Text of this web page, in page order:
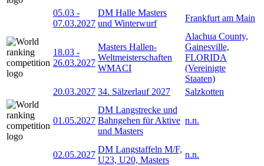
05.03 -
07.03.2027
DM Halle Masters
und Winterwurf
Frankfurt am Main
18.03 -
26.03.2027
Masters Hallen-
Weltmeisterschaften
WMACI
Alachua County,
Gainesville,
FLORIDA
(Vereinigte
Staaten)
20.03.2027 34. Sälzerlauf 2027 Salzkotten
01.05.2027
DM Langstrecke und
Bahngehen für Aktive
und Masters
n.n.
02.05.2027
DM Langstaffeln M/F,
U23, U20, Masters
n.n.